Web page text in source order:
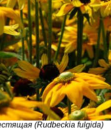
(Rudbeckia fulgida)